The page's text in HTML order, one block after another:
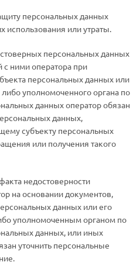
персональных данных
использования или утраты.
персональных данных
ними оператора при
персональных данных или
уполномоченного органа по
данных оператор обязан
данных,
субъекту персональных
или получения такого
недостоверности
на основании документов,
данных или его
уполномоченным органом по
данных, или иных
уточнить персональные